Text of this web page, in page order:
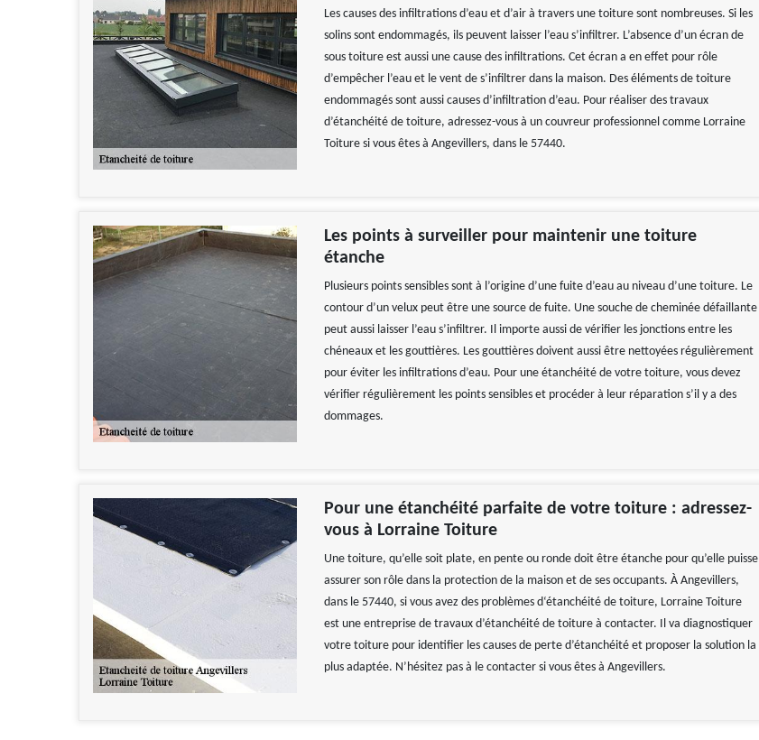
Les causes des infiltrations d’eau et d’air à travers une toiture sont nombreuses. Si les
solins sont endommagés, ils peuvent laisser l’eau s’infiltrer. L’absence d’un écran de
sous toiture est aussi une cause des infiltrations. Cet écran a en effet pour rôle
d’empêcher l’eau et le vent de s’infiltrer dans la maison. Des éléments de toiture
endommagés sont aussi causes d’infiltration d’eau. Pour réaliser des travaux
d’étanchéité de toiture, adressez-vous à un couvreur professionnel comme Lorraine
Toiture si vous êtes à Angevillers, dans le 57440.
Les points à surveiller pour maintenir une toiture
étanche
Plusieurs points sensibles sont à l’origine d’une fuite d’eau au niveau d’une toiture. Le
contour d’un velux peut être une source de fuite. Une souche de cheminée défaillante
peut aussi laisser l’eau s’infiltrer. Il importe aussi de vérifier les jonctions entre les
chéneaux et les gouttières. Les gouttières doivent aussi être nettoyées régulièrement
pour éviter les infiltrations d’eau. Pour une étanchéité de votre toiture, vous devez
vérifier régulièrement les points sensibles et procéder à leur réparation s’il y a des
dommages.
Pour une étanchéité parfaite de votre toiture : adressez-
vous à Lorraine Toiture
Une toiture, qu’elle soit plate, en pente ou ronde doit être étanche pour qu’elle puisse
assurer son rôle dans la protection de la maison et de ses occupants. À Angevillers,
dans le 57440, si vous avez des problèmes d‘étanchéité de toiture, Lorraine Toiture
est une entreprise de travaux d’étanchéité de toiture à contacter. Il va diagnostiquer
votre toiture pour identifier les causes de perte d’étanchéité et proposer la solution la
plus adaptée. N’hésitez pas à le contacter si vous êtes à Angevillers.